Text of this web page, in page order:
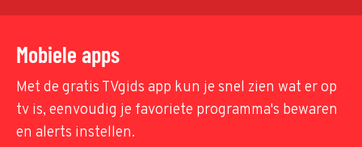
Mobiele apps
Met de gratis TVgids app kun je snel zien wat er op
tv is, eenvoudig je favoriete programma's bewaren
en alerts instellen.